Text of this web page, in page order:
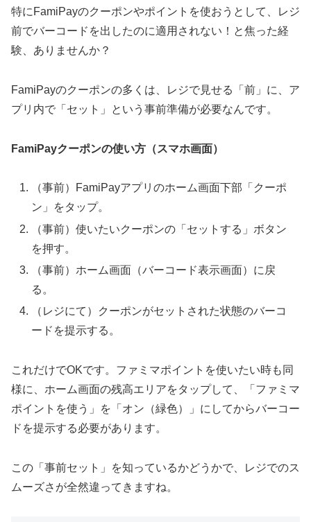
特にFamiPayのクーポンやポイントを使おうとして、
レジ
前でバーコードを出したのに適用されない！ と焦った経
験、ありませんか？
FamiPayのクーポンの多くは、レジで見せる「前」に、ア
プリ内で「セット」という事前準備が必要なんです。
FamiPayクーポンの使い方（スマホ画面）
（事前）FamiPayアプリのホーム画面下部「クーポ
ン」をタップ。
（事前）使いたいクーポンの「セットする」ボタン
を押す。
（事前）ホーム画面（バーコード表示画面）に戻
る。
（レジにて）クーポンがセットされた状態のバーコ
ードを提示する。
これだけでOKです。ファミマポイントを使いたい時も同
様に、ホーム画面の残高エリアをタップして、「ファミマ
ポイントを使う」を「オン（緑色）」にしてからバーコー
ドを提示する必要があります。
この「事前セット」を知っているかどうかで、レジでのス
ムーズさが全然違ってきますね。